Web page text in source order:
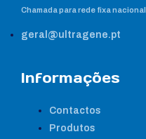
Chamada para rede fixa nacional
geral@ultragene.pt
Informações
Contactos
Produtos